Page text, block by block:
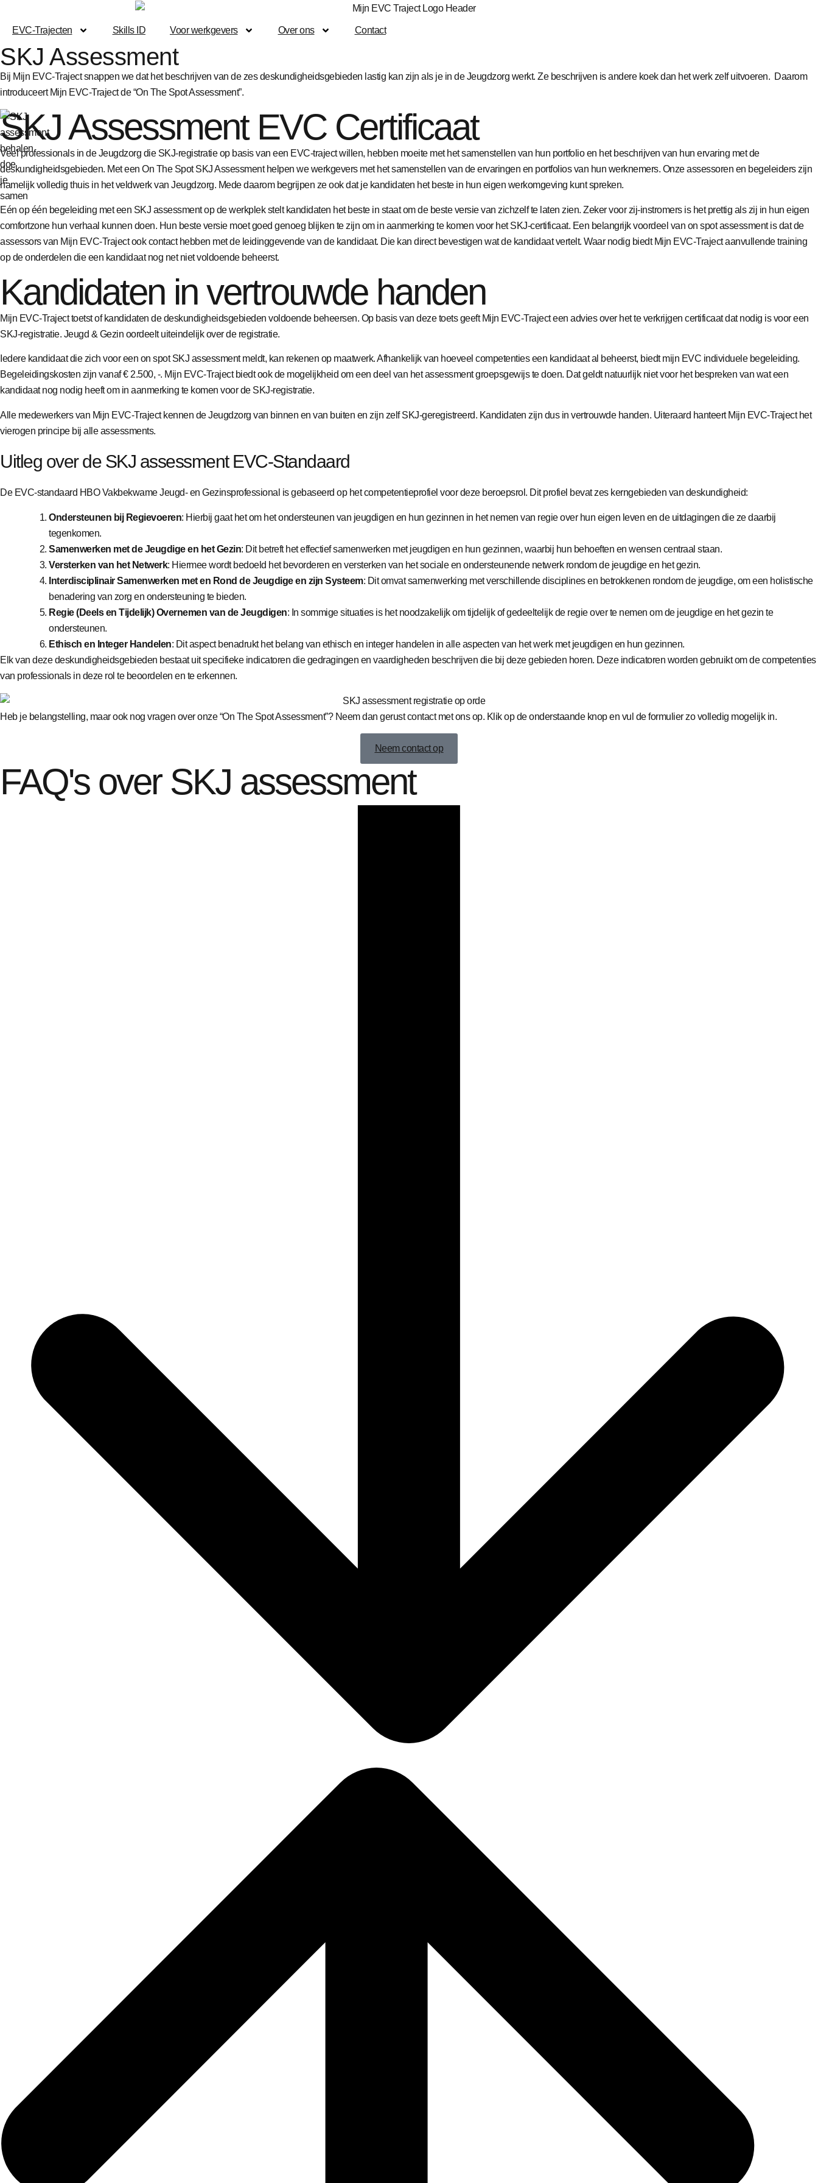
EVC-Trajecten Skills ID Voor werkgevers Over ons Contact
SKJ Assessment
Bij Mijn EVC-Traject snappen we dat het beschrijven van de zes deskundigheidsgebieden lastig kan zijn als je in de Jeugdzorg werkt. Ze beschrijven is andere koek dan het werk zelf uitvoeren. Daarom
introduceert Mijn EVC-Traject de “On The Spot Assessment”.
SKJ Assessment EVC Certificaat
Veel professionals in de Jeugdzorg die SKJ-registratie op basis van een EVC-traject willen, hebben moeite met het samenstellen van hun portfolio en het beschrijven van hun ervaring met de
deskundigheidsgebieden. Met een On The Spot SKJ Assessment helpen we werkgevers met het samenstellen van de ervaringen en portfolios van hun werknemers. Onze assessoren en begeleiders zijn
namelijk volledig thuis in het veldwerk van Jeugdzorg. Mede daarom begrijpen ze ook dat je kandidaten het beste in hun eigen werkomgeving kunt spreken.
Eén op één begeleiding met een SKJ assessment op de werkplek stelt kandidaten het beste in staat om de beste versie van zichzelf te laten zien. Zeker voor zij-instromers is het prettig als zij in hun eigen
comfortzone hun verhaal kunnen doen. Hun beste versie moet goed genoeg blijken te zijn om in aanmerking te komen voor het SKJ-certificaat. Een belangrijk voordeel van on spot assessment is dat de
assessors van Mijn EVC-Traject ook contact hebben met de leidinggevende van de kandidaat. Die kan direct bevestigen wat de kandidaat vertelt. Waar nodig biedt Mijn EVC-Traject aanvullende training
op de onderdelen die een kandidaat nog net niet voldoende beheerst.
Kandidaten in vertrouwde handen
Mijn EVC-Traject toetst of kandidaten de deskundigheidsgebieden voldoende beheersen. Op basis van deze toets geeft Mijn EVC-Traject een advies over het te verkrijgen certificaat dat nodig is voor een
SKJ-registratie. Jeugd & Gezin oordeelt uiteindelijk over de registratie.
Iedere kandidaat die zich voor een on spot SKJ assessment meldt, kan rekenen op maatwerk. Afhankelijk van hoeveel competenties een kandidaat al beheerst, biedt mijn EVC individuele begeleiding.
Begeleidingskosten zijn vanaf € 2.500, -. Mijn EVC-Traject biedt ook de mogelijkheid om een deel van het assessment groepsgewijs te doen. Dat geldt natuurlijk niet voor het bespreken van wat een
kandidaat nog nodig heeft om in aanmerking te komen voor de SKJ-registratie.
Alle medewerkers van Mijn EVC-Traject kennen de Jeugdzorg van binnen en van buiten en zijn zelf SKJ-geregistreerd. Kandidaten zijn dus in vertrouwde handen. Uiteraard hanteert Mijn EVC-Traject het
vierogen principe bij alle assessments.
Uitleg over de SKJ assessment EVC-Standaard
De EVC-standaard HBO Vakbekwame Jeugd- en Gezinsprofessional is gebaseerd op het competentieprofiel voor deze beroepsrol. Dit profiel bevat zes kerngebieden van deskundigheid:
Ondersteunen bij Regievoeren: Hierbij gaat het om het ondersteunen van jeugdigen en hun gezinnen in het nemen van regie over hun eigen leven en de uitdagingen die ze daarbij
tegenkomen.
Samenwerken met de Jeugdige en het Gezin: Dit betreft het effectief samenwerken met jeugdigen en hun gezinnen, waarbij hun behoeften en wensen centraal staan.
Versterken van het Netwerk: Hiermee wordt bedoeld het bevorderen en versterken van het sociale en ondersteunende netwerk rondom de jeugdige en het gezin.
Interdisciplinair Samenwerken met en Rond de Jeugdige en zijn Systeem: Dit omvat samenwerking met verschillende disciplines en betrokkenen rondom de jeugdige, om een holistische
benadering van zorg en ondersteuning te bieden.
Regie (Deels en Tijdelijk) Overnemen van de Jeugdigen: In sommige situaties is het noodzakelijk om tijdelijk of gedeeltelijk de regie over te nemen om de jeugdige en het gezin te
ondersteunen.
Ethisch en Integer Handelen: Dit aspect benadrukt het belang van ethisch en integer handelen in alle aspecten van het werk met jeugdigen en hun gezinnen.
Elk van deze deskundigheidsgebieden bestaat uit specifieke indicatoren die gedragingen en vaardigheden beschrijven die bij deze gebieden horen. Deze indicatoren worden gebruikt om de competenties
van professionals in deze rol te beoordelen en te erkennen.
Heb je belangstelling, maar ook nog vragen over onze “On The Spot Assessment”? Neem dan gerust contact met ons op. Klik op de onderstaande knop en vul de formulier zo volledig mogelijk in.
Neem contact op
FAQ's over SKJ assessment